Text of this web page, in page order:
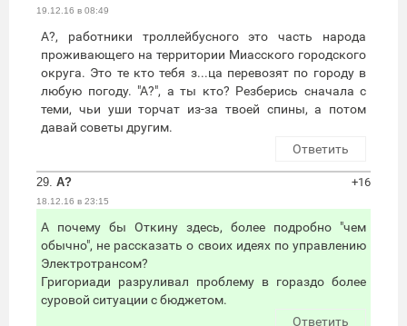
19.12.16 в 08:49
А?, работники троллейбусного это часть народа
проживающего на территории Миасского городского
округа. Это те кто тебя з...ца перевозят по городу в
любую погоду. "А?", а ты кто? Резберись сначала с
теми, чьи уши торчат из-за твоей спины, а потом
давай советы другим.
Ответить
29. А?
18.12.16 в 23:15
+16
А почему бы Откину здесь, более подробно "чем
обычно", не рассказать о своих идеях по управлению
Электротрансом?
Григориади разруливал проблему в гораздо более
суровой ситуации с бюджетом.
Ответить